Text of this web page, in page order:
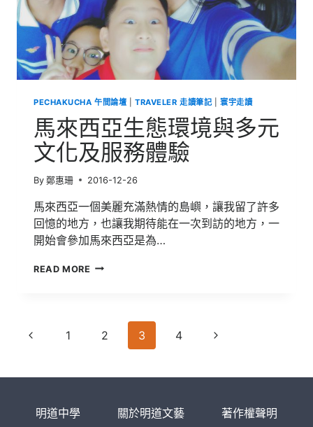
疊
PECHAKUCHA 午間論壇 |TRAVELER 走讀筆記|寰宇走讀
馬來西亞生態環境與多元
文化及服務體驗
By 鄭惠珊 2016-12-26
馬來西亞一個美麗充滿熱情的島嶼，讓我留了許多
回憶的地方，也讓我期待能在一次到訪的地方，一
開始會參加馬來西亞是為…
READ MORE 馬
Page
Previous
1 2 3 4
Next
明道中學 關於明道文藝 著作權聲明